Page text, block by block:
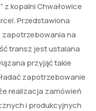
z kopalni Chwałowice
Przedstawiona
zapotrzebowania na
transz jest ustalana
przyjąć takie
zapotrzebowanie
realizacja zamówień
i produkcyjnych